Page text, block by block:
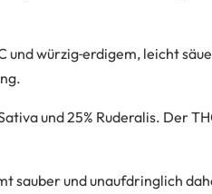
und würzig‑erdigem, leicht
und 25% Ruderalis. Der
sauber und unaufdringlich